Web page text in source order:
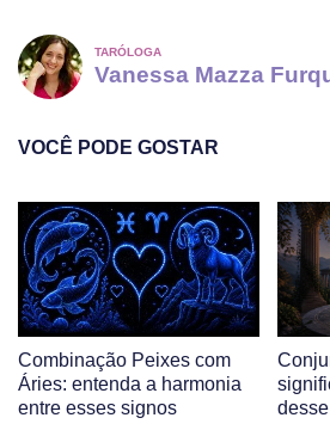
TARÓLOGA
Vanessa Mazza
VOCÊ PODE GOSTAR
Combinação Peixes com
Áries: entenda a harmonia
entre esses signos